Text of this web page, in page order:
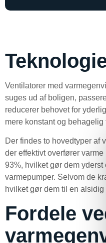
Ventilatorer med
suges ud af boligen,
reducerer behovet for
mere konstant og behagelig
Der findes to hovedtyper af
der effektivt overfører
93%, hvilket gør dem yderst
varmepumper. Selvom de
hvilket gør dem til en alsidig
Fordele